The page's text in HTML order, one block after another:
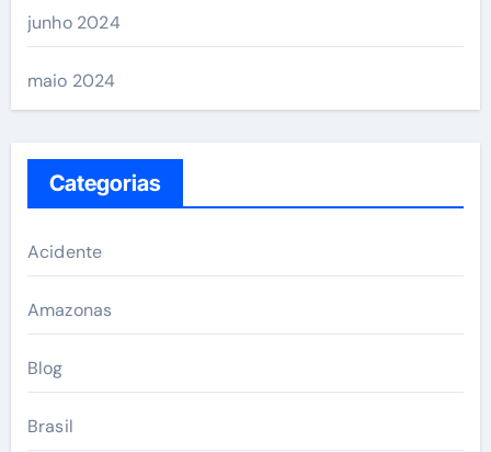
junho 2024
maio 2024
Categorias
Acidente
Amazonas
Blog
Brasil